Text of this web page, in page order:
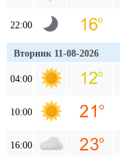
22:00
Вторник 11-08-2026
04:00
10:00
16:00